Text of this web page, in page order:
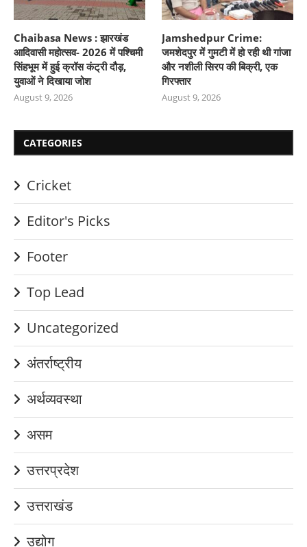
Chaibasa News : झारखंड
आदिवासी महोत्सव- 2026 में पश्चिमी
सिंहभूम में हुई क्रॉस कंट्री दौड़,
युवाओं ने दिखाया जोश
August 9, 2026
Jamshedpur Crime:
जमशेदपुर में गुमटी में हो रही थी गांजा
और नशीली सिरप की बिक्री, एक
गिरफ्तार
August 9, 2026
CATEGORIES
Cricket
Editor's Picks
Footer
Top Lead
Uncategorized
अंतर्राष्ट्रीय
अर्थव्यवस्था
असम
उत्तरप्रदेश
उत्तराखंड
उद्योग